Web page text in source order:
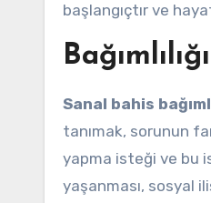
başlangıçtır ve
Sanal bahis
tanımak, sorunun
yapma isteği ve bu
yaşanması, sosyal